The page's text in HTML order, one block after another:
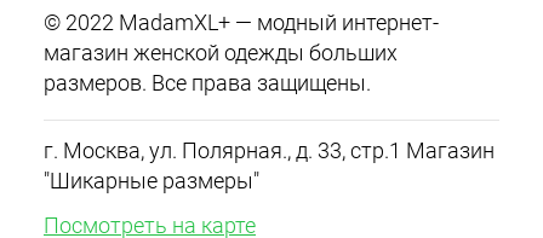
© 2022 MadamXL+ — модный интернет-
магазин женской одежды больших
размеров. Все права защищены.
г. Москва, ул. Полярная., д. 33, стр.1 Магазин
"Шикарные размеры"
Посмотреть на карте